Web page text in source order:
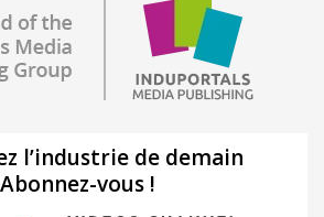
l’industrie de demain
Abonnez-vous !